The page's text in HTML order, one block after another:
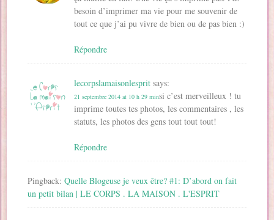
besoin d’imprimer ma vie pour me souvenir de
tout ce que j’ai pu vivre de bien ou de pas bien :)
Répondre
lecorpslamaisonlesprit says:
21 septembre 2014 at 10 h 29 minsi c’est merveilleux ! tu
imprime toutes tes photos, les commentaires , les
statuts, les photos des gens tout tout tout!
Répondre
Pingback:Quelle Blogeuse je veux être? #1: D’abord on fait
un petit bilan | LE CORPS . LA MAISON . L'ESPRIT